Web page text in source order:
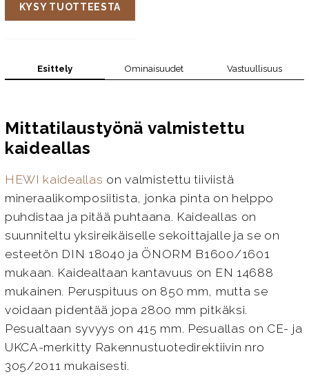
KYSY TUOTTEESTA
Esittely Ominaisuudet Vastuullisuus
Mittatilaustyönä valmistettu
kaideallas
HEWI kaideallas on valmistettu tiiviistä
mineraalikomposiitista, jonka pinta on helppo
puhdistaa ja pitää puhtaana. Kaideallas on
suunniteltu yksireikäiselle sekoittajalle ja se on
esteetön DIN 18040 ja ÖNORM B1600/1601
mukaan. Kaidealtaan kantavuus on EN 14688
mukainen. Peruspituus on 850 mm, mutta se
voidaan pidentää jopa 2800 mm pitkäksi.
Pesualtaan syvyys on 415 mm. Pesuallas on CE- ja
UKCA-merkitty Rakennustuotedirektiivin nro
305/2011 mukaisesti.